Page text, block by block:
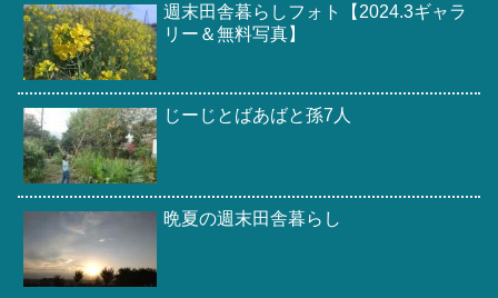
週末田舎暮らしフォト【2024.3ギャラ
リー＆無料写真】
じーじとばあばと孫7人
晩夏の週末田舎暮らし